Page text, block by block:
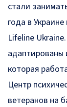
стали
года в
Lifeline
адаптированы
которая
Центр
ветеранов на